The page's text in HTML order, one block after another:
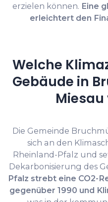
erzielen können. Eine
erleichtert den
Welche
Gebäude in
Die Gemeinde
sich an den
Rheinland-Pfalz und
Dekarbonisierung des
Pfalz strebt eine CO2-
gegenüber 1990 und